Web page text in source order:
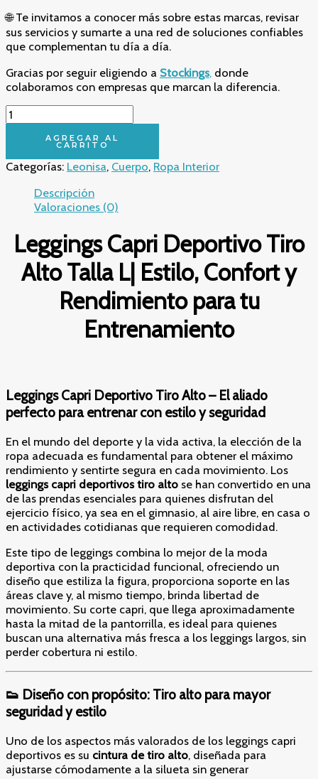
🌐 Te invitamos a conocer más sobre estas marcas, revisar
sus servicios y sumarte a una red de soluciones confiables
que complementan tu día a día.
Gracias por seguir eligiendo a Stockings, donde
colaboramos con empresas que marcan la diferencia.
Leggings
Capri
Deportivo
Alto
Confort
Rendimiento
para
Entrenamiento
AGREGAR AL
CARRITO
Categorías: Leonisa, Cuerpo, Ropa Interior
Descripción
Valoraciones (0)
Leggings Capri Deportivo Tiro
Alto Talla L| Estilo, Confort y
Rendimiento para tu
Entrenamiento
Leggings Capri Deportivo Tiro Alto – El aliado
perfecto para entrenar con estilo y seguridad
En el mundo del deporte y la vida activa, la elección de la
ropa adecuada es fundamental para obtener el máximo
rendimiento y sentirte segura en cada movimiento. Los
leggings capri deportivos tiro alto se han convertido en una
de las prendas esenciales para quienes disfrutan del
ejercicio físico, ya sea en el gimnasio, al aire libre, en casa o
en actividades cotidianas que requieren comodidad.
Este tipo de leggings combina lo mejor de la moda
deportiva con la practicidad funcional, ofreciendo un
diseño que estiliza la figura, proporciona soporte en las
áreas clave y, al mismo tiempo, brinda libertad de
movimiento. Su corte capri, que llega aproximadamente
hasta la mitad de la pantorrilla, es ideal para quienes
buscan una alternativa más fresca a los leggings largos, sin
perder cobertura ni estilo.
👟 Diseño con propósito: Tiro alto para mayor
seguridad y estilo
Uno de los aspectos más valorados de los leggings capri
deportivos es su cintura de tiro alto, diseñada para
ajustarse cómodamente a la silueta sin generar